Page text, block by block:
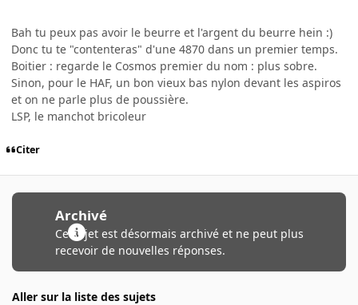
Bah tu peux pas avoir le beurre et l'argent du beurre hein :)
Donc tu te "contenteras" d'une 4870 dans un premier temps.
Boitier : regarde le Cosmos premier du nom : plus sobre.
Sinon, pour le HAF, un bon vieux bas nylon devant les aspiros
et on ne parle plus de poussière.
LSP, le manchot bricoleur
Citer
Archivé
Ce sujet est désormais archivé et ne peut plus
recevoir de nouvelles réponses.
Aller sur la liste des sujets